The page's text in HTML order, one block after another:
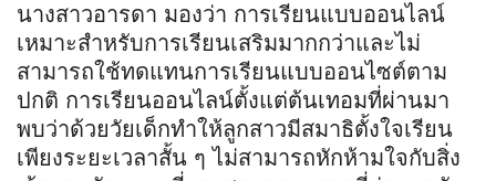
นางสาวอารดา มองว่า การเรียนแบบออนไลน์
เหมาะสำหรับการเรียนเสริมมากกว่าและไม่
สามารถใช้ทดแทนการเรียนแบบออนไซต์ตาม
ปกติ การเรียนออนไลน์ตั้งแต่ต้นเทอมที่ผ่านมา
พบว่าด้วยวัยเด็กทำให้ลูกสาวมีสมาธิตั้งใจเรียน
เพียงระยะเวลาสั้น ๆ ไม่สามารถหักห้ามใจกับสิ่ง